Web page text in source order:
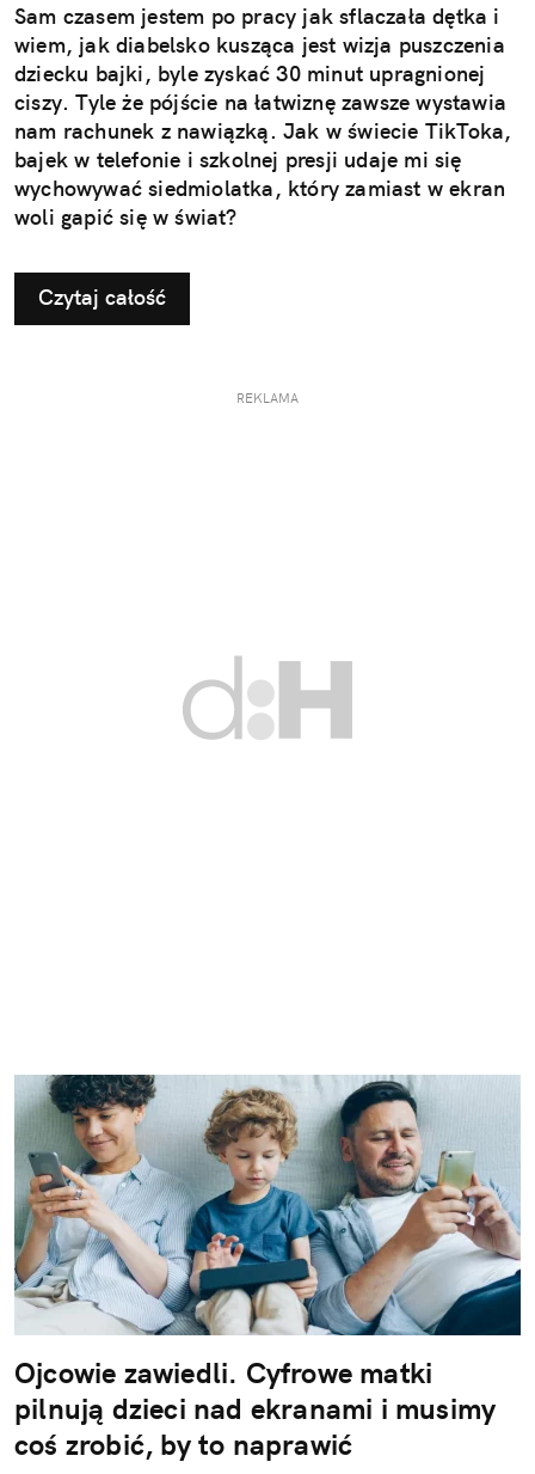
Sam czasem jestem po pracy jak sflaczała dętka i
wiem, jak diabelsko kusząca jest wizja puszczenia
dziecku bajki, byle zyskać 30 minut upragnionej
ciszy. Tyle że pójście na łatwiznę zawsze wystawia
nam rachunek z nawiązką. Jak w świecie TikToka,
bajek w telefonie i szkolnej presji udaje mi się
wychowywać siedmiolatka, który zamiast w ekran
woli gapić się w świat?
Czytaj całość
REKLAMA
Ojcowie zawiedli. Cyfrowe matki
pilnują dzieci nad ekranami i musimy
coś zrobić, by to naprawić